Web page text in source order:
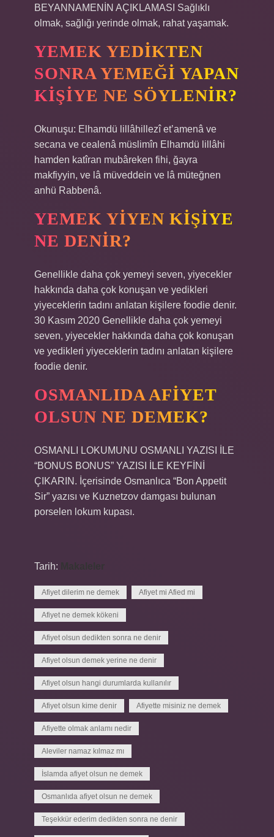
BEYANNAMENİN AÇIKLAMASI Sağlıklı
olmak, sağlığı yerinde olmak, rahat yaşamak.
YEMEK YEDIKTEN
SONRA YEMEĞI YAPAN
KIŞIYE NE SÖYLENIR?
Okunuşu: Elhamdü lillâhillezî et’amenâ ve
secana ve cealenâ müslimîn Elhamdü lillâhi
hamden katîran mubâreken fihi, ğayra
makfiyyin, ve lâ müveddein ve lâ müteğnen
anhü Rabbenâ.
YEMEK YIYEN KIŞIYE
NE DENIR?
Genellikle daha çok yemeyi seven, yiyecekler
hakkında daha çok konuşan ve yedikleri
yiyeceklerin tadını anlatan kişilere foodie denir.
30 Kasım 2020 Genellikle daha çok yemeyi
seven, yiyecekler hakkında daha çok konuşan
ve yedikleri yiyeceklerin tadını anlatan kişilere
foodie denir.
OSMANLIDA AFIYET
OLSUN NE DEMEK?
OSMANLI LOKUMUNU OSMANLI YAZISI İLE
“BONUS BONUS” YAZISI İLE KEYFİNİ
ÇIKARIN. İçerisinde Osmanlıca “Bon Appetit
Sir” yazısı ve Kuznetzov damgası bulunan
porselen lokum kupası.
Tarih:
Afiyet dilerim ne demek Afiyet mi Afied mi
Afiyet ne demek kökeni
Afiyet olsun dedikten sonra ne denir
Afiyet olsun demek yerine ne denir
Afiyet olsun hangi durumlarda kullanılır
Afiyet olsun kime denir Afiyette misiniz ne demek
Afiyette olmak anlamı nedir
Aleviler namaz kılmaz mı
İslamda afiyet olsun ne demek
Osmanlıda afiyet olsun ne demek
Teşekkür ederim dedikten sonra ne denir